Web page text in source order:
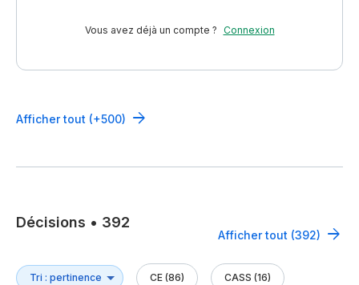
Vous avez déjà un compte ? Connexion
Afficher tout (+500)
Décisions • 392
Afficher tout (392)
CE (86) CASS (16)